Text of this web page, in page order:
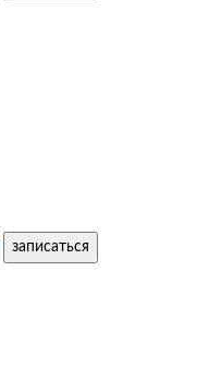
записаться